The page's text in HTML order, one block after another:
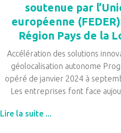
soutenue par
européenne
Région Pays de la
Accélération des solutions
géolocalisation autonome
opéré de janvier 2024 à
Les entreprises font face
Lire la suite ...